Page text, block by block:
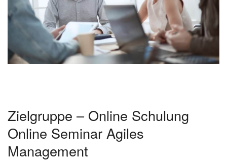
Zielgruppe – Online Schulung
Online Seminar Agiles
Management